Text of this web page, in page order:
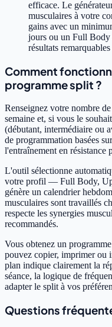
efficace. Le
musculaires à votre
gains avec un
jours ou un Full Body
résultats
Comment
programme split ?
Renseignez votre nombre
semaine et, si vous le
(débutant, intermédiaire ou
de programmation basées
l'entraînement en résistance
L'outil sélectionne
votre profil — Full Body,
génère un calendrier
musculaires sont travaillés
respecte les synergies
recommandés.
Vous obtenez un
pouvez copier, imprimer ou
plan indique clairement la
séance, la logique de
adapter le split à vos
Questions